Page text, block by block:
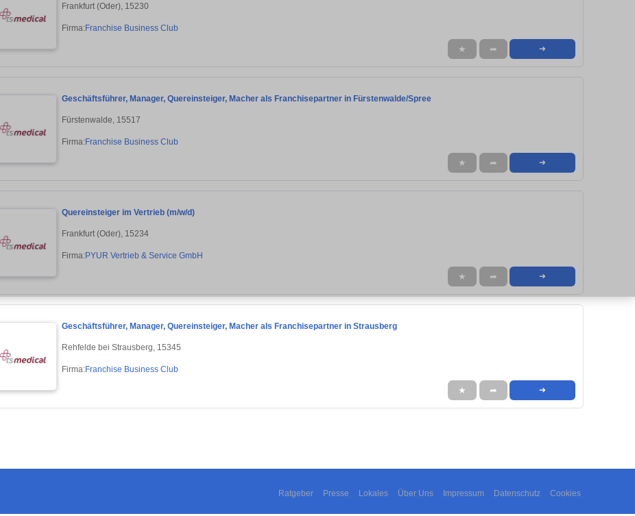
Frankfurt (Oder), 15230
Firma:Franchise Business Club
★ ➦ ➜
Geschäftsführer, Manager, Quereinsteiger, Macher als Franchisepartner in Fürstenwalde/Spree
Fürstenwalde, 15517
Firma:Franchise Business Club
★ ➦ ➜
Quereinsteiger im Vertrieb (m/w/d)
Frankfurt (Oder), 15234
Firma:PYUR Vertrieb & Service GmbH
★ ➦ ➜
Geschäftsführer, Manager, Quereinsteiger, Macher als Franchisepartner in Strausberg
Rehfelde bei Strausberg, 15345
Firma:Franchise Business Club
★ ➦ ➜
Ratgeber Presse Lokales Über Uns Impressum Datenschutz Cookies